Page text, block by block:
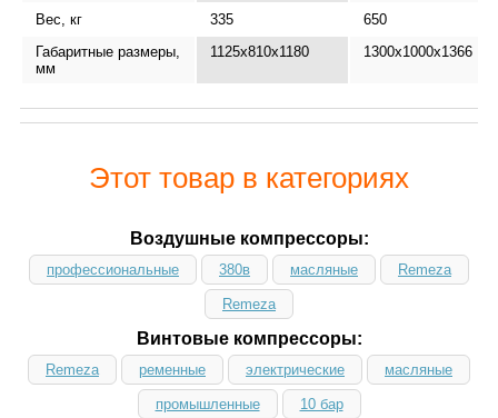
Вес, кг
335
650
Габаритные размеры,
мм
1125x810x1180 1300x1000x1366
Этот товар в категориях
Воздушные компрессоры:
профессиональные 380в масляные Remeza
Remeza
Винтовые компрессоры:
Remeza ременные электрические масляные
промышленные 10 бар